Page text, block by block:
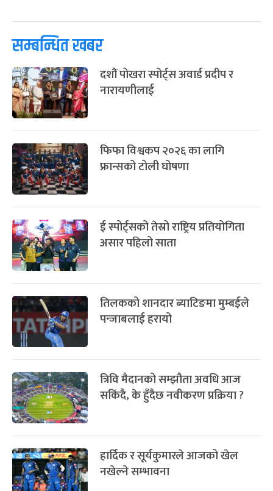
७ पूर्णिमा व्रत ७ महिना बाँकी
८
सोम चैत्र ८, २०८३-Mar 22, 2027
सम्बन्धित खबर
दशौं पोखरा स्पोर्ट्स अवार्ड प्रदीप र
नारायणीलाई
फिफा विश्वकप २०२६ का लागि
फ्रान्सको टोली घोषणा
ई स्पोर्ट्सको तेस्रो राष्ट्रिय प्रतियोगिता
असार पहिलो साता
तिलकको शानदार ब्याटिङमा मुम्बईले
पन्जाबलाई हरायो
त्रिवि मैदानको सम्झौता अवधि आज
सकिंदै, के हुँदैछ नवीकरण प्रक्रिया ?
हार्दिक र सूर्यकुमारले आजको खेल
नखेल्ने सम्भावना